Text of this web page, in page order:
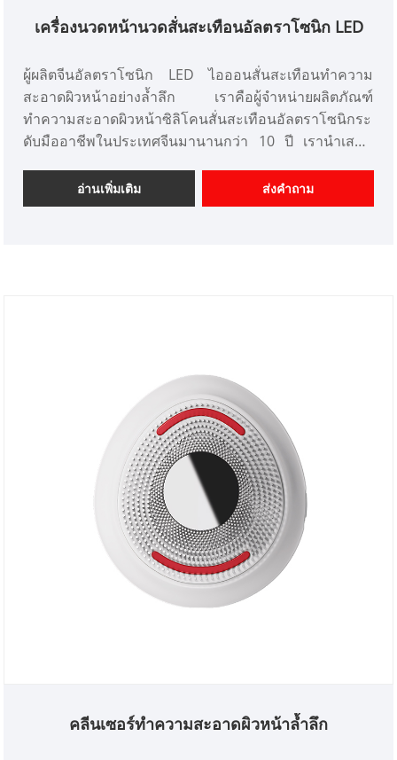
เครื่องนวดหน้านวดสั่นสะเทือนอัลตราโซนิก LED
ผู้ผลิตจีนอัลตราโซนิก LED ไอออนสั่นสะเทือนทำความ
สะอาดผิวหน้าอย่างล้ำลึก เราคือผู้จำหน่ายผลิตภัณฑ์
ทำความสะอาดผิวหน้าซิลิโคนสั่นสะเทือนอัลตราโซนิกระ
ดับมืออาชีพในประเทศจีนมานานกว่า 10 ปี เรานำเสนอ
ความได้เปรียบด้านราคาที่ดีและเสนอบริการออกแบบ
ตลาด เราหวังว่าจะได้รับความร่วมมืออย่างมีความสุขกับ
อ่านเพิ่มเติม ส่งคำถาม
คลีนเซอร์ทำความสะอาดผิวหน้าล้ำลึก